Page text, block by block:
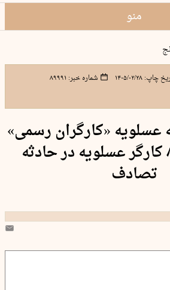
منو
چاپ:۱۴۰۵/۰۲/۲۸ شماره خبر: ۸۹۹۹۱
عسلویه «کارگران رسمی»
بودند؛ مرگ ۸ کارگر عسلویه در حادثه
تصادف